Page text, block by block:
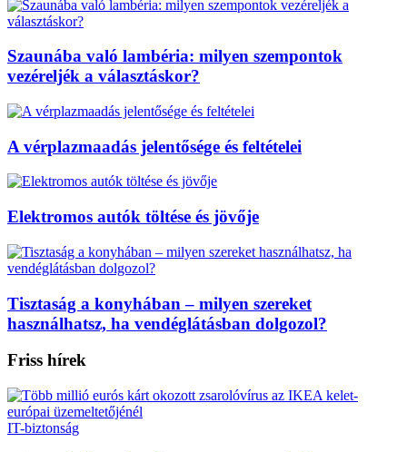
Szaunába való lambéria: milyen szempontok
vezéreljék a választáskor?
A vérplazmaadás jelentősége és feltételei
Elektromos autók töltése és jövője
Tisztaság a konyhában – milyen szereket
használhatsz, ha vendéglátásban dolgozol?
Friss hírek
IT-biztonság